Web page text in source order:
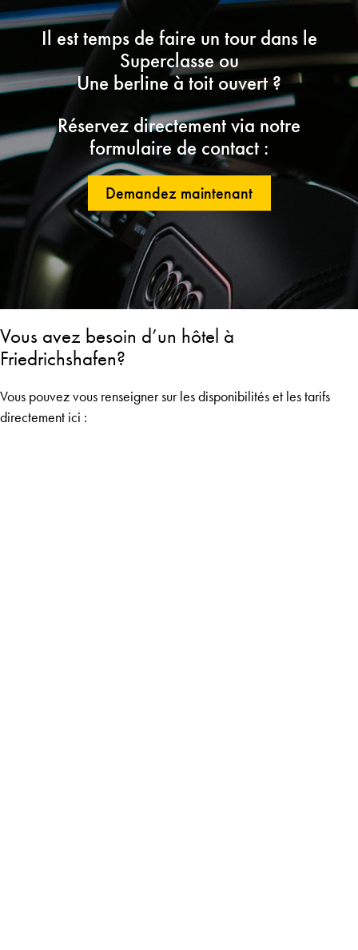
Il est temps de faire un tour dans le
Superclasse ou
Une berline à toit ouvert ?
Réservez directement via notre
formulaire de contact :
Demandez maintenant
Vous avez besoin d’un hôtel à
Friedrichshafen?
Vous pouvez vous renseigner sur les disponibilités et les tarifs
directement ici :